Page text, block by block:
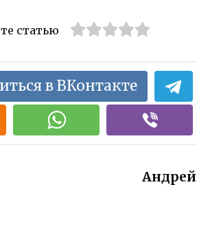
статью
в ВКонтакте
Андрей